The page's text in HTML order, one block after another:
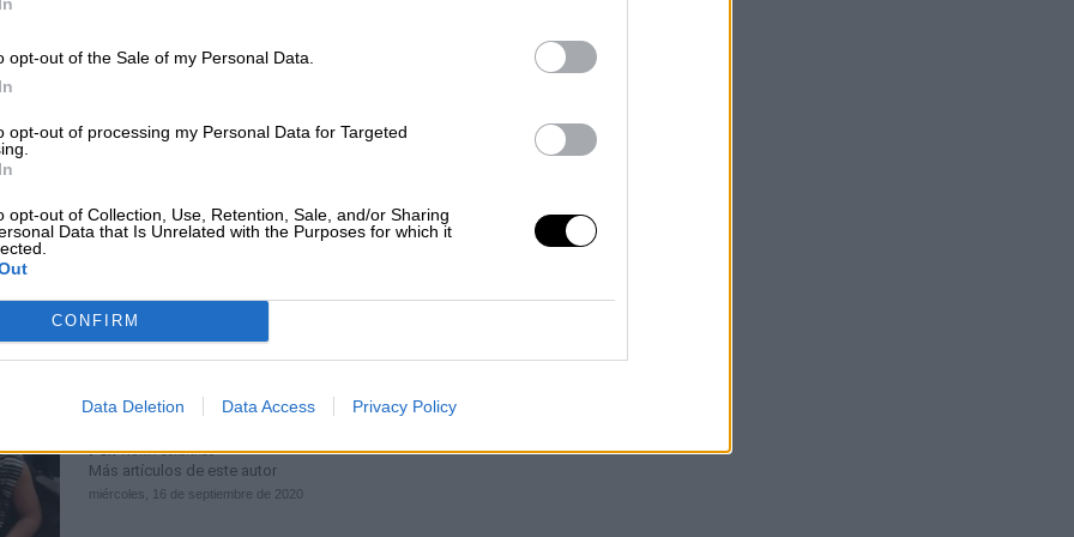
opt-out of the Sale of my Personal Data.
opt-out of processing my Personal Data for Targeted
opt-out of Collection, Use, Retention, Sale, and/or Sharing
Data that Is Unrelated with the Purposes for which it
CONFIRM
Data Deletion Data Access Privacy Policy
las personas transexuales sino de las
socavan los derechos de las mujeres”
jurista y feminista abolicionista
viernes, 7 de agosto de 2020
romper el patriarcado
PorNuria Coronado
Más artículos de este autor
miércoles, 16 de septiembre de 2020